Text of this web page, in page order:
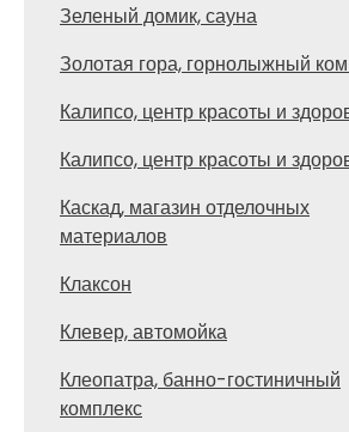
Зеленый домик, сауна
Золотая гора, горнолыжный
Калипсо, центр красоты и
Калипсо, центр красоты и
Каскад, магазин отделочных
материалов
Клаксон
Клевер, автомойка
Клеопатра, банно-гостиничный
комплекс